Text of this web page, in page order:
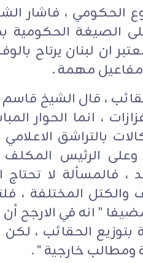
الحكومي ، فاشار
الصيغة
ان لبنان يرتاح
مهمة .
، قال الشيخ
، انما الحوار
بالتراشق
الرئيس
، فالمسألة لا
والكتل المختلفة
" انه في الارجح
بتوزيع الحقائب ،
ومطالب خارجية " .